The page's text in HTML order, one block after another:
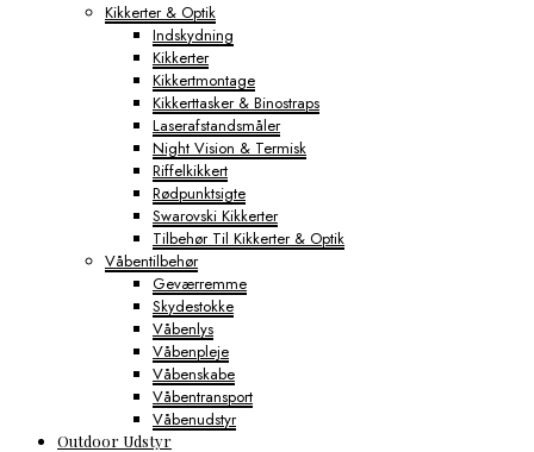
Kikkerter & Optik
Indskydning
Kikkerter
Kikkertmontage
Kikkerttasker & Binostraps
Laserafstandsmåler
Night Vision & Termisk
Riffelkikkert
Rødpunktsigte
Swarovski Kikkerter
Tilbehør Til Kikkerter & Optik
Våbentilbehør
Geværremme
Skydestokke
Våbenlys
Våbenpleje
Våbenskabe
Våbentransport
Våbenudstyr
Outdoor Udstyr